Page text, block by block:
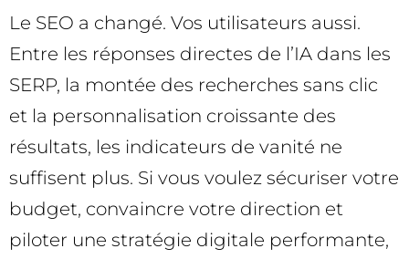
Le SEO a changé. Vos utilisateurs aussi.
Entre les réponses directes de l’IA dans les
SERP, la montée des recherches sans clic
et la personnalisation croissante des
résultats, les indicateurs de vanité ne
suffisent plus. Si vous voulez sécuriser votre
budget, convaincre votre direction et
piloter une stratégie digitale performante,